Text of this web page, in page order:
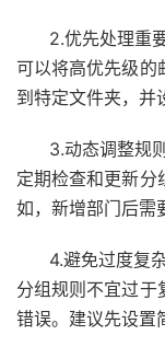
2.优先处理重
可以将高优先级的
到特定文件夹，并
3.动态调整规则
定期检查和更新分
如，新增部门后需
4.避免过度复
分组规则不宜过于
错误。建议先设置